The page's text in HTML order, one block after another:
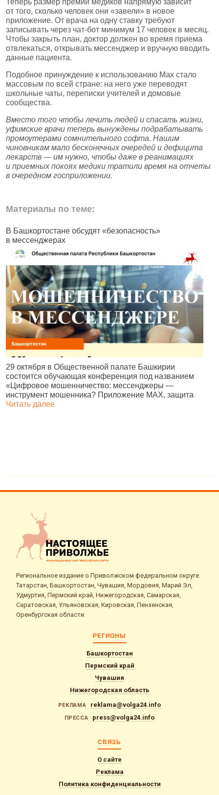
Теперь размер премий медиков напрямую зависит
от того, сколько человек они «завели» в новое
приложение. От врача на одну ставку требуют
записывать через чат‑бот минимум 17 человек в месяц.
Чтобы закрыть план, доктор должен во время приема
отвлекаться, открывать мессенджер и вручную вводить
данные пациента.
Подобное принуждение к использованию Max стало
массовым по всей стране: на него уже переводят
школьные чаты, переписки учителей и домовые
сообщества.
Вместо того чтобы лечить людей и спасать жизни,
уфимские врачи теперь вынуждены подрабатывать
промоутерами сомнительного софта. Нашим
чиновникам мало бесконечных очередей и дефицита
лекарств — им нужно, чтобы даже в реанимациях
и приемных покоях медики тратили время на отчеты
в очередном госприложении.
Материалы по теме:
В Башкортостане обсудят «безопасность»
в мессенджерах
29 октября в Общественной палате Башкирии
состоится обучающая конференция под названием
«Цифровое мошенничество: мессенджеры —
инструмент мошенника? Приложение MAX, защита
Читать далее
Региональное издание о Приволжском федеральном округе.
Татарстан, Башкортостан, Чувашия, Мордовия, Марий Эл,
Удмуртия, Пермский край, Нижегородская, Самарская,
Саратовская, Ульяновская, Кировская, Пензенская,
Оренбургская области.
РЕГИОНЫ
Башкортостан
Пермский край
Чувашия
Нижегородская область
РЕКЛАМА reklama@volga24.info
ПРЕССА press@volga24.info
СВЯЗЬ
О сайте
Реклама
Политика конфиденциальности